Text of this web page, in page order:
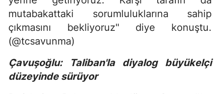
mutabakattaki sorumluluklarına sahip
çıkmasını bekliyoruz" diye konuştu.
(@tcsavunma)
Çavuşoğlu: Taliban'la diyalog büyükelçi
düzeyinde sürüyor